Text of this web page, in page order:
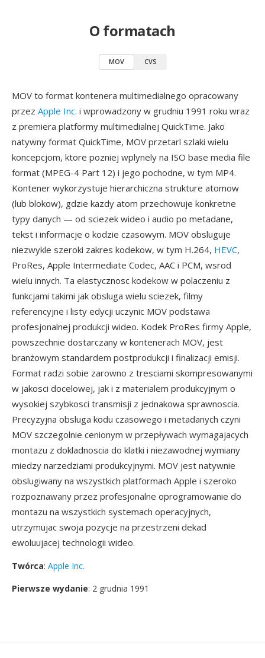
O formatach
MOV CVS
MOV to format kontenera multimedialnego opracowany
przez Apple Inc. i wprowadzony w grudniu 1991 roku wraz
z premiera platformy multimedialnej QuickTime. Jako
natywny format QuickTime, MOV przetarl szlaki wielu
koncepcjom, ktore pozniej wplynely na ISO base media file
format (MPEG-4 Part 12) i jego pochodne, w tym MP4.
Kontener wykorzystuje hierarchiczna strukture atomow
(lub blokow), gdzie kazdy atom przechowuje konkretne
typy danych — od sciezek wideo i audio po metadane,
tekst i informacje o kodzie czasowym. MOV obsluguje
niezwykle szeroki zakres kodekow, w tym H.264, HEVC,
ProRes, Apple Intermediate Codec, AAC i PCM, wsrod
wielu innych. Ta elastycznosc kodekow w polaczeniu z
funkcjami takimi jak obsluga wielu sciezek, filmy
referencyjne i listy edycji uczynic MOV podstawa
profesjonalnej produkcji wideo. Kodek ProRes firmy Apple,
powszechnie dostarczany w kontenerach MOV, jest
branżowym standardem postprodukcji i finalizacji emisji.
Format radzi sobie zarowno z tresciami skompresowanymi
w jakosci docelowej, jak i z materialem produkcyjnym o
wysokiej szybkosci transmisji z jednakowa sprawnoscia.
Precyzyjna obsluga kodu czasowego i metadanych czyni
MOV szczegolnie cenionym w przepływach wymagajacych
montazu z dokladnoscia do klatki i niezawodnej wymiany
miedzy narzedziami produkcyjnymi. MOV jest natywnie
obslugiwany na wszystkich platformach Apple i szeroko
rozpoznawany przez profesjonalne oprogramowanie do
montazu na wszystkich systemach operacyjnych,
utrzymujac swoja pozycje na przestrzeni dekad
ewoluujacej technologii wideo.
Twórca: Apple Inc.
Pierwsze wydanie: 2 grudnia 1991